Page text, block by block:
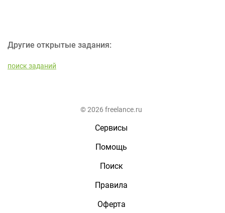
Другие открытые задания:
поиск заданий
© 2026 freelance.ru
Сервисы
Помощь
Поиск
Правила
Оферта